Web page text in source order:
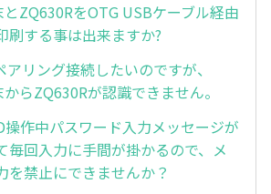
ZQ630RをOTG USBケーブル経由
刷する事は出来ますか?
リング接続したいのですが、
らZQ630Rが認識できません。
操作中パスワード入力メッセージが
毎回入力に手間が掛かるので、メ
を禁止にできませんか？